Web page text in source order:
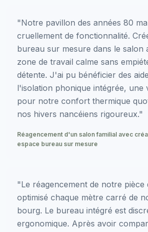
"Notre pavillon des années 80
cruellement de fonctionnalité.
bureau sur mesure dans le salon
zone de travail calme sans
détente. J'ai pu bénéficier des
l'isolation phonique intégrée, une
pour notre confort thermique
nos hivers nancéiens rigoureux."
Réagencement d'un salon familial avec
espace bureau sur mesure
"Le réagencement de notre pièce
optimisé chaque mètre carré de
bourg. Le bureau intégré est
ergonomique. Après avoir